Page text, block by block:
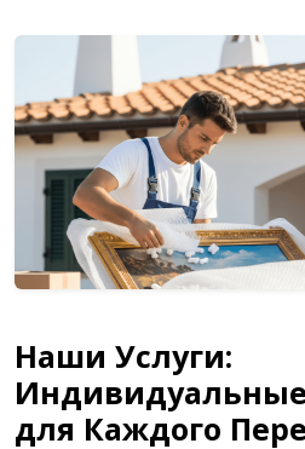
Наши Услуги:
для Каждого